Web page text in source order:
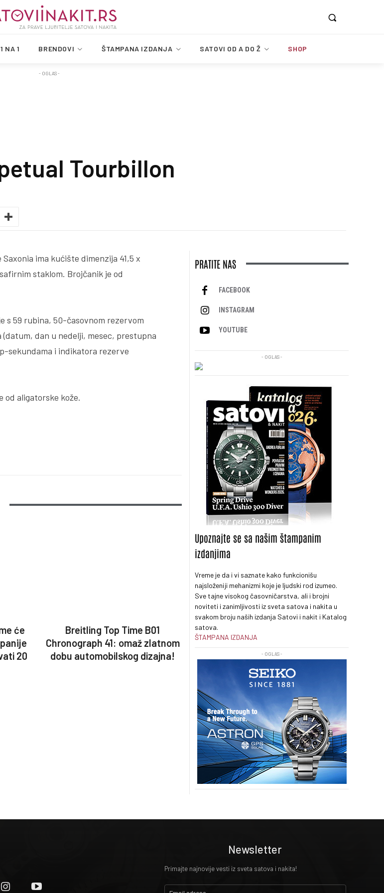
NA 1 BRENDOVI ŠTAMPANA IZDANJA SATOVI OD A DO Ž SHOP
- OGLAS -
Tourbillon
ima kućište dimenzija 41,5 x
staklom. Brojčanik je od
s 59 rubina, 50-časovnom rezervom
dan u nedelji, mesec, prestupna
sekundama i indikatora rezerve
od aligatorske kože.
će
20
Breitling Top Time B01
Chronograph 41: omaž zlatnom
dobu automobilskog dizajna!
PRATITE NAS
FACEBOOK
INSTAGRAM
YOUTUBE
- OGLAS -
Upoznajte se sa našim štampanim
izdanjima
Vreme je da i vi saznate kako funkcionišu
najsloženiji mehanizmi koje je ljudski rod izumeo.
Sve tajne visokog časovničarstva, ali i brojni
noviteti i zanimljivosti iz sveta satova i nakita u
svakom broju naših izdanja Satovi i nakit i Katalog
satova.
ŠTAMPANA IZDANJA
- OGLAS -
Newsletter
Primajte najnovije vesti iz sveta satova i nakita!